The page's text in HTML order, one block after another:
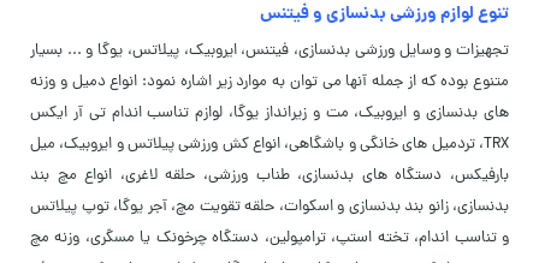
تنوع لوازم ورزشی بدنسازی و فیتنس
تجهیزات و وسایل ورزشی بدنسازی، فیتنس، ایروبیک، پیلاتس، یوگا و ... بسیار
متنوع بوده که از جمله آنها می توان به موارد زیر اشاره نمود: انواع دمیل و وزنه
های بدنسازی و ایروبیک، مت و زیرانداز یوگا، لوازم تناسب اندام تی آر ایکس
TRX، تردمیل های خانگی و باشگاهی، انواع کش ورزشی پیلاتس و ایروبیک، میل
بارفیکس، دستگاه های بدنسازی، طناب ورزشی، حلقه لاغری، انواع مچ بند
بدنسازی، زانو بند بدنسازی و اسکوات، حلقه تقویت مچ، آجر یوگا، توپ پیلاتس
و تناسب اندام، تخته استپ، ترامپولین، دستگاه چرخونک یا مسگری، وزنه مچ